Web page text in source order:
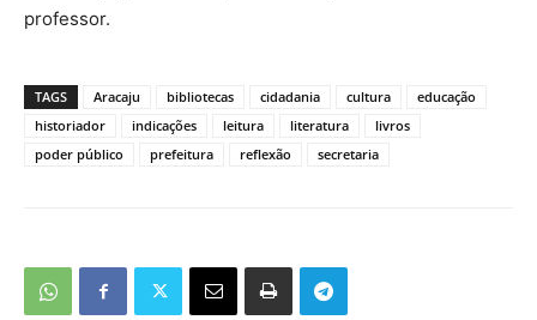
professor.
TAGS Aracaju bibliotecas cidadania cultura
educação
historiador
indicações leitura literatura
livros
poder público
prefeitura reflexão secretaria